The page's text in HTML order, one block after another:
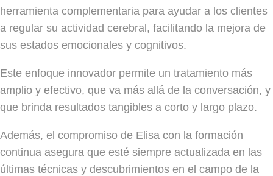
herramienta complementaria para ayudar a los clientes
a regular su actividad cerebral, facilitando la mejora de
sus estados emocionales y cognitivos.
Este enfoque innovador permite un tratamiento más
amplio y efectivo, que va más allá de la conversación, y
que brinda resultados tangibles a corto y largo plazo.
Además, el compromiso de Elisa con la formación
continua asegura que esté siempre actualizada en las
últimas técnicas y descubrimientos en el campo de la